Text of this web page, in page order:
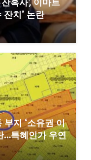
혹사’, 이마트
잔치’ 논란
지 ‘소유권 이
…특혜인가 우연